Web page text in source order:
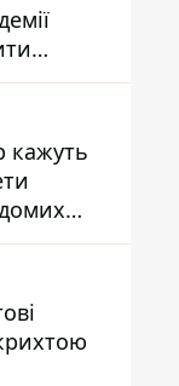
пам'яток
кажуть